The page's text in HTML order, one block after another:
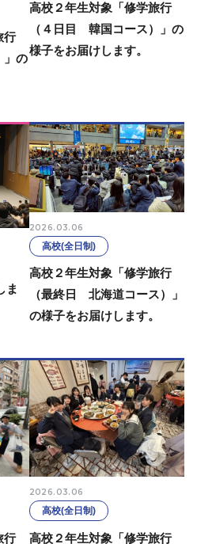
行
」の
高校２年生対象「修学旅行
（４日目 韓国コース）」の
様子をお届けします。
ま
2026.03.06
高校(全日制)
高校２年生対象「修学旅行
（最終日 北海道コース）」
の様子をお届けします。
行
2026.03.06
高校(全日制)
高校２年生対象「修学旅行